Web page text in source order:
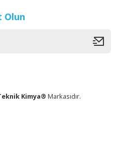
Olun
Kimya® Markasıdır.